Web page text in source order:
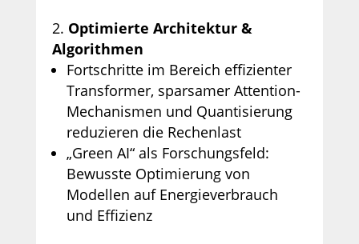
Optimierte Architektur &
Algorithmen
Fortschritte im Bereich effizienter
Transformer, sparsamer Attention-
Mechanismen und Quantisierung
reduzieren die Rechenlast
„Green AI“ als Forschungsfeld:
Bewusste Optimierung von
Modellen auf Energieverbrauch
und Effizienz